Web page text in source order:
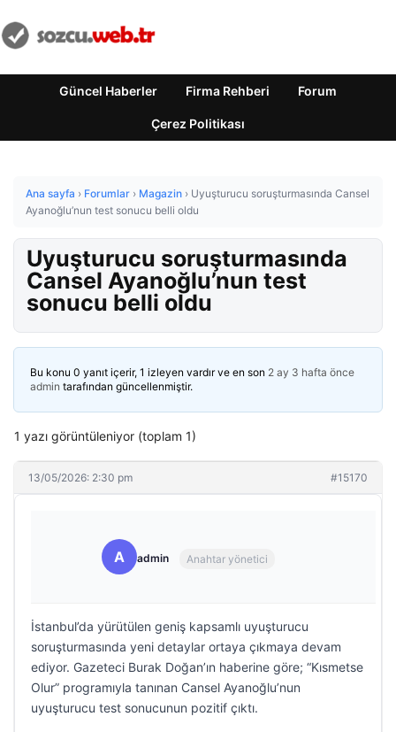
Güncel Haberler Firma Rehberi Forum
Çerez Politikası
Ana sayfa › Forumlar › Magazin › Uyuşturucu soruşturmasında Cansel
Ayanoğlu’nun test sonucu belli oldu
Uyuşturucu soruşturmasında
Cansel Ayanoğlu’nun test
sonucu belli oldu
Bu konu 0 yanıt içerir, 1 izleyen vardır ve en son 2 ay 3 hafta önce
admin tarafından güncellenmiştir.
1 yazı görüntüleniyor (toplam 1)
13/05/2026: 2:30 pm #15170
A admin Anahtar yönetici
İstanbul’da yürütülen geniş kapsamlı uyuşturucu
soruşturmasında yeni detaylar ortaya çıkmaya devam
ediyor. Gazeteci Burak Doğan’ın haberine göre; “Kısmetse
Olur” programıyla tanınan Cansel Ayanoğlu’nun
uyuşturucu test sonucunun pozitif çıktı.